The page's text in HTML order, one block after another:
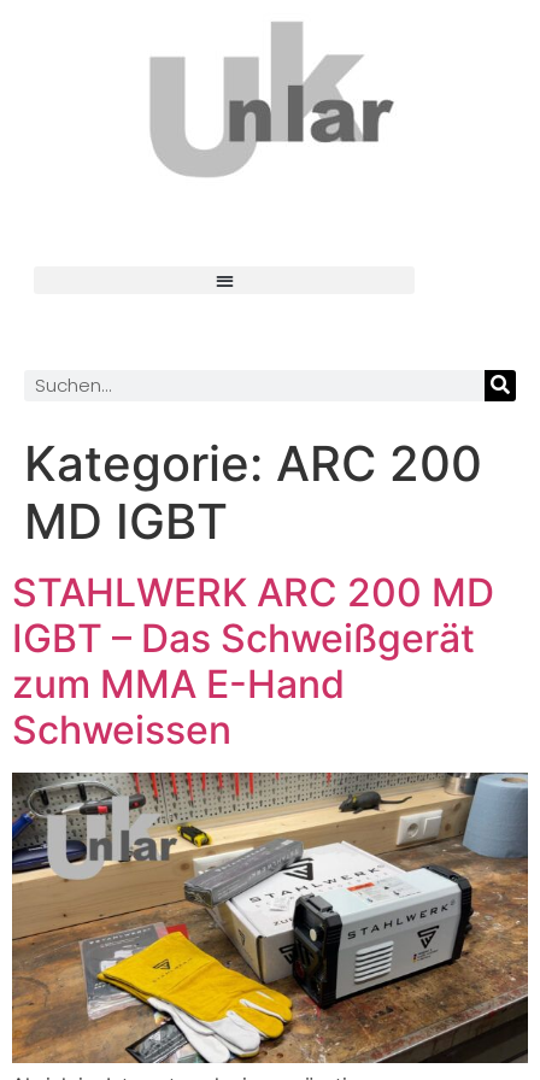
Kategorie: ARC 200
MD IGBT
STAHLWERK ARC 200 MD
IGBT – Das Schweißgerät
zum MMA E-Hand
Schweissen